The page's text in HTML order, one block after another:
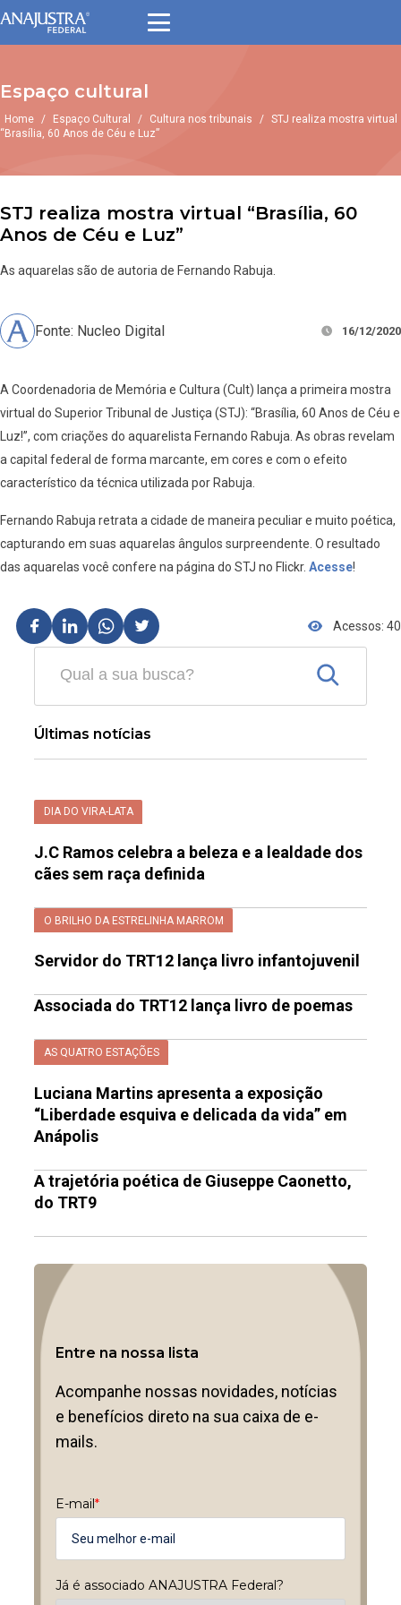
Espaço cultural
Home / Espaço Cultural / Cultura nos tribunais / STJ realiza mostra virtual
“Brasília, 60 Anos de Céu e Luz”
STJ realiza mostra virtual “Brasília, 60
Anos de Céu e Luz”
As aquarelas são de autoria de Fernando Rabuja.
Fonte: Nucleo Digital 16/12/2020
A Coordenadoria de Memória e Cultura (Cult) lança a primeira mostra
virtual do Superior Tribunal de Justiça (STJ): “Brasília, 60 Anos de Céu e
Luz!”, com criações do aquarelista Fernando Rabuja. As obras revelam
a capital federal de forma marcante, em cores e com o efeito
característico da técnica utilizada por Rabuja.
Fernando Rabuja retrata a cidade de maneira peculiar e muito poética,
capturando em suas aquarelas ângulos surpreendente. O resultado
das aquarelas você confere na página do STJ no Flickr. Acesse!
Acessos: 40
Últimas notícias
DIA DO VIRA-LATA
J.C Ramos celebra a beleza e a lealdade dos
cães sem raça definida
O BRILHO DA ESTRELINHA MARROM
Servidor do TRT12 lança livro infantojuvenil
Associada do TRT12 lança livro de poemas
AS QUATRO ESTAÇÕES
Luciana Martins apresenta a exposição
“Liberdade esquiva e delicada da vida” em
Anápolis
A trajetória poética de Giuseppe Caonetto,
do TRT9
Entre na nossa lista
Acompanhe nossas novidades, notícias
e benefícios direto na sua caixa de e-
mails.
E-mail*
Já é associado ANAJUSTRA Federal?